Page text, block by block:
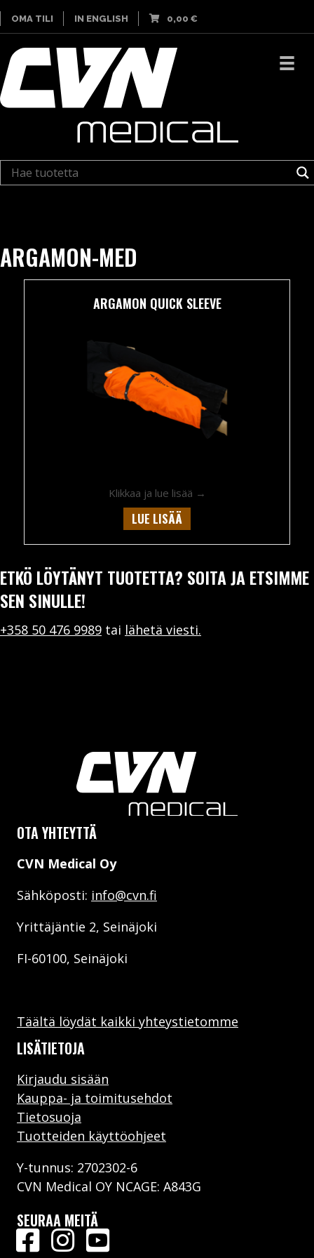
OMA TILI IN ENGLISH 0,00 €
ARGAMON-MED
ARGAMON QUICK SLEEVE
Klikkaa ja lue lisää →
LUE LISÄÄ
ETKÖ LÖYTÄNYT TUOTETTA? SOITA JA ETSIMME
SEN SINULLE!
+358 50 476 9989 tai lähetä viesti.
OTA YHTEYTTÄ
CVN Medical Oy
Sähköposti: info@cvn.fi
Yrittäjäntie 2, Seinäjoki
FI-60100, Seinäjoki
Täältä löydät kaikki yhteystietomme
LISÄTIETOJA
Kirjaudu sisään
Kauppa- ja toimitusehdot
Tietosuoja
Tuotteiden käyttöohjeet
Y-tunnus: 2702302-6
CVN Medical OY NCAGE: A843G
SEURAA MEITÄ